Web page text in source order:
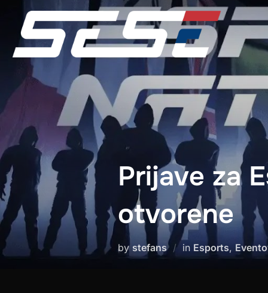
content
Prijave za
otvorene
by stefans in Esports,